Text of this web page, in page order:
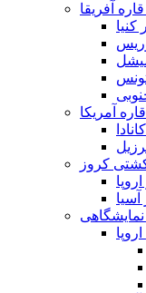
آفریقا
کنیا
آمریکا
کروز
نمایشگاهی